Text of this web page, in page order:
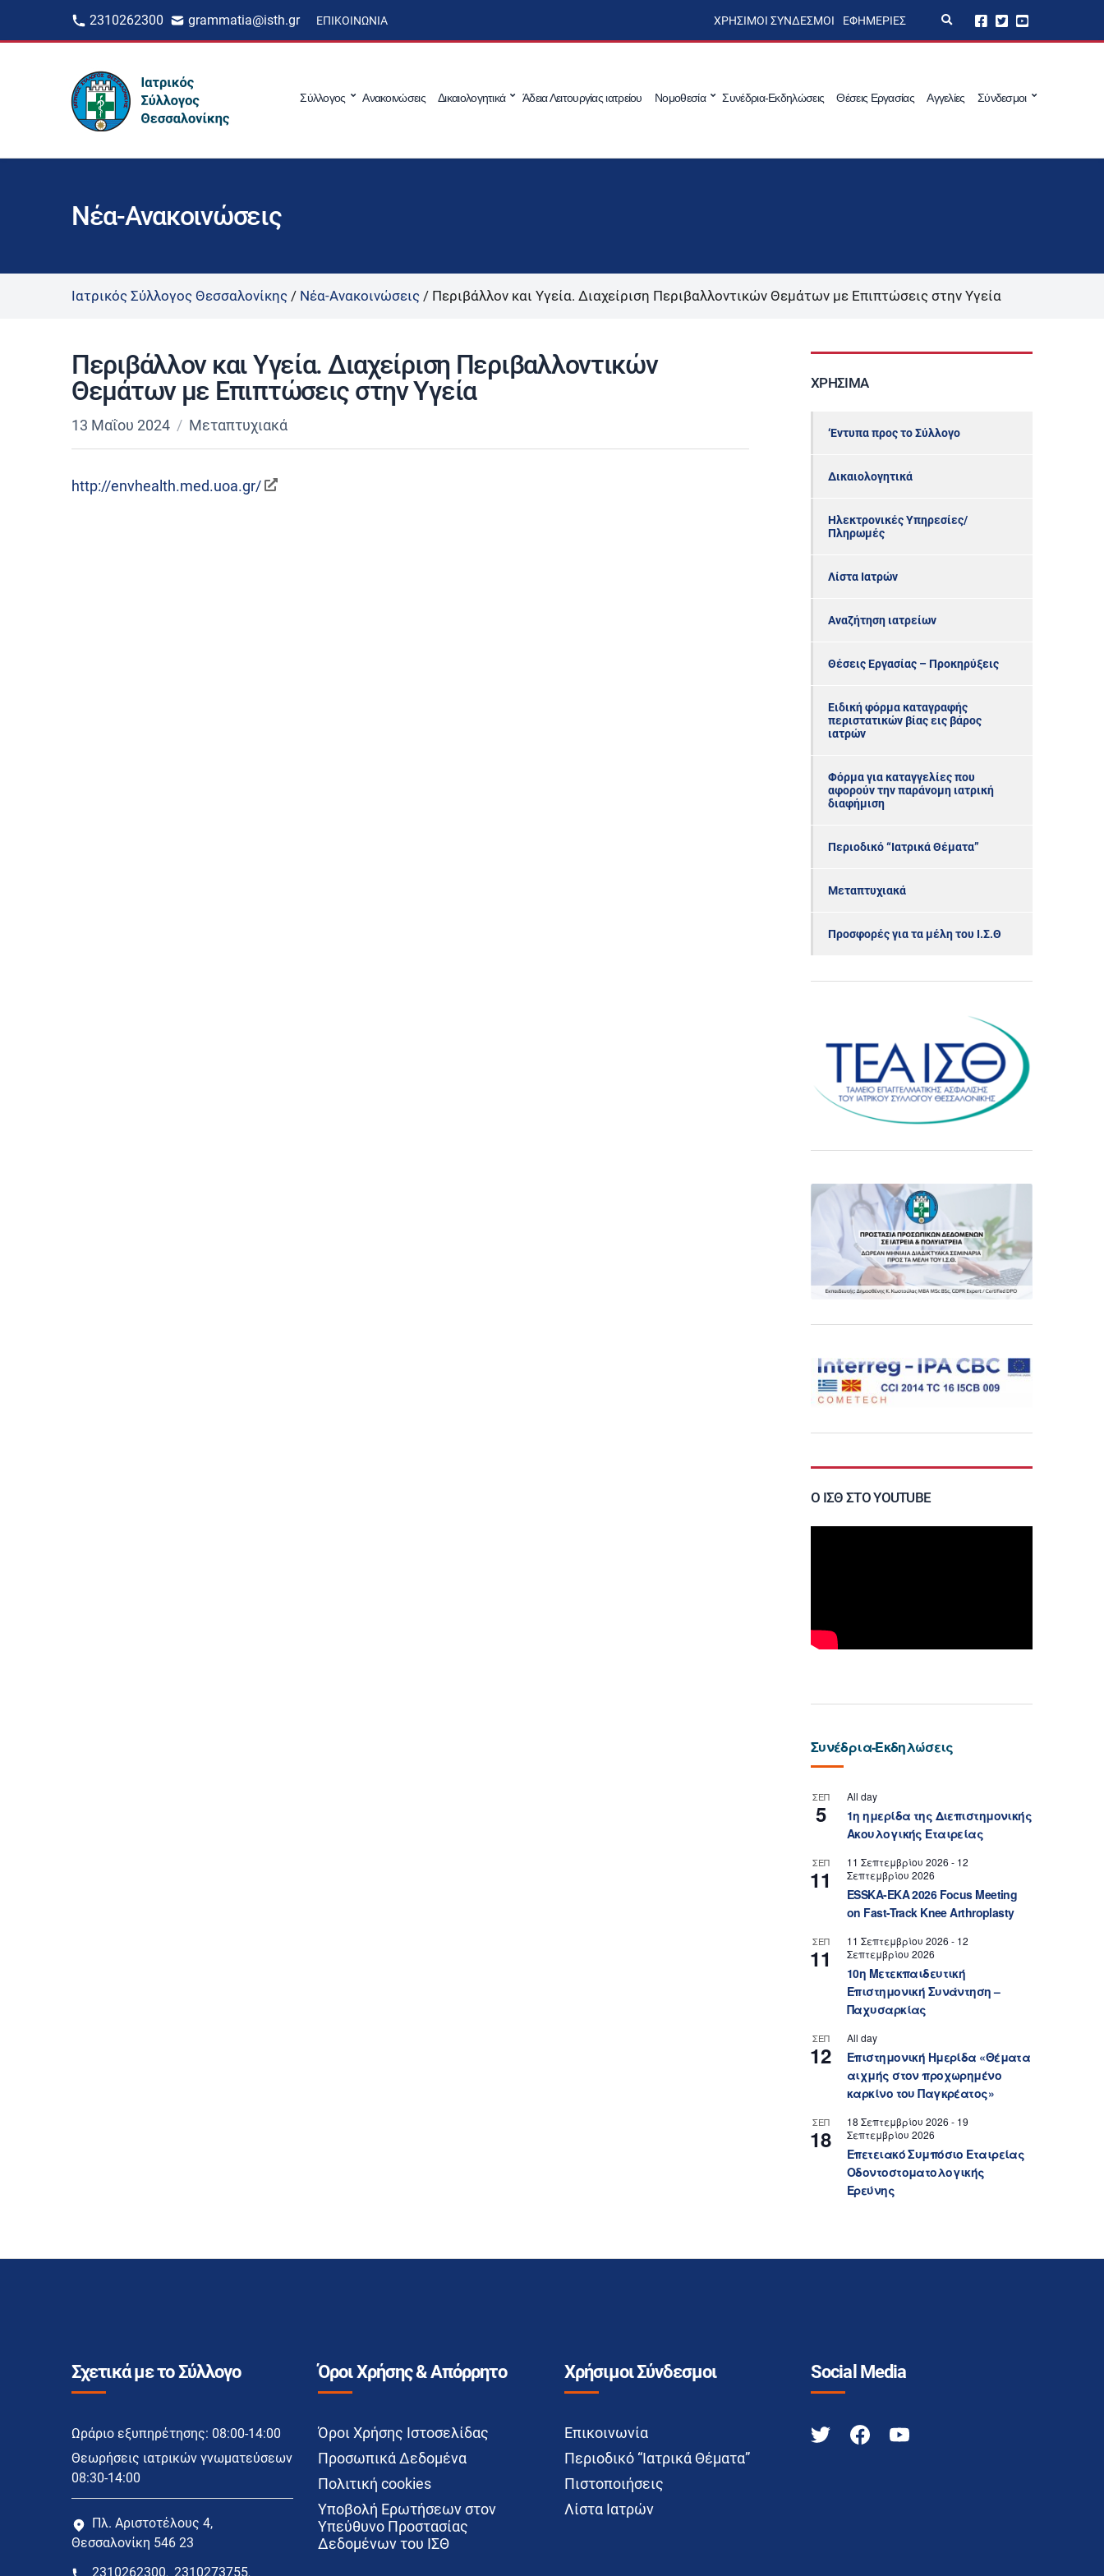
2310262300 grammatia@isth.gr ΕΠΙΚΟΙΝΩΝΊΑ ΧΡΉΣΙΜΟΙ ΣΎΝΔΕΣΜΟΙ ΕΦΗΜΕΡΊΕΣ
p
s
e
Σύλλογος Ανακοινώσεις Δικαιολογητικά Άδεια Λειτουργίας ιατρείου Νομοθεσία Συνέδρια-Εκδηλώσεις Θέσεις Εργασίας Αγγελίες Σύνδεσμοι
Νέα-Ανακοινώσεις
Ιατρικός Σύλλογος Θεσσαλονίκης / Νέα-Ανακοινώσεις / Περιβάλλον και Υγεία. Διαχείριση Περιβαλλοντικών Θεμάτων με Επιπτώσεις στην Υγεία
Περιβάλλον και Υγεία. Διαχείριση Περιβαλλοντικών
Θεμάτων με Επιπτώσεις στην Υγεία
13 Μαΐου 2024 Μεταπτυχιακά
http://envhealth.med.uoa.gr/
ΧΡΉΣΙΜΑ
‘Εντυπα προς το Σύλλογο
Δικαιολογητικά
Ηλεκτρονικές Υπηρεσίες/
Πληρωμές
Λίστα Ιατρών
Αναζήτηση ιατρείων
Θέσεις Εργασίας – Προκηρύξεις
Ειδική φόρμα καταγραφής
περιστατικών βίας εις βάρος
ιατρών
Φόρμα για καταγγελίες που
αφορούν την παράνομη ιατρική
διαφήμιση
Περιοδικό “Ιατρικά Θέματα”
Μεταπτυχιακά
Προσφορές για τα μέλη του Ι.Σ.Θ
Ο ΙΣΘ ΣΤΟ YOUTUBE
Συνέδρια-Εκδηλώσεις
ΣΕΠ
5
All day
1η ημερίδα της Διεπιστημονικής
Ακουλογικής Εταιρείας
ΣΕΠ
11
11 Σεπτεμβρίου 2026 - 12
Σεπτεμβρίου 2026
ESSKA-EKA 2026 Focus Meeting
on Fast-Track Knee Arthroplasty
ΣΕΠ
11
11 Σεπτεμβρίου 2026 - 12
Σεπτεμβρίου 2026
10η Μετεκπαιδευτική
Επιστημονική Συνάντηση –
Παχυσαρκίας
ΣΕΠ
12
All day
Επιστημονική Ημερίδα «Θέματα
αιχμής στον προχωρημένο
καρκίνο του Παγκρέατος»
ΣΕΠ
18
18 Σεπτεμβρίου 2026 - 19
Σεπτεμβρίου 2026
Επετειακό Συμπόσιο Εταιρείας
Οδοντοστοματολογικής
Ερεύνης
Σχετικά με το Σύλλογο
Ωράριο εξυπηρέτησης: 08:00-14:00
Θεωρήσεις ιατρικών γνωματεύσεων
08:30-14:00
Πλ. Αριστοτέλους 4,
Θεσσαλονίκη 546 23
2310262300, 2310273755,
Όροι Χρήσης & Απόρρητο
Όροι Χρήσης Ιστοσελίδας
Προσωπικά Δεδομένα
Πολιτική cookies
Υποβολή Ερωτήσεων στον
Υπεύθυνο Προστασίας
Δεδομένων του ΙΣΘ
Χρήσιμοι Σύνδεσμοι
Επικοινωνία
Περιοδικό “Ιατρικά Θέματα”
Πιστοποιήσεις
Λίστα Ιατρών
Social Media